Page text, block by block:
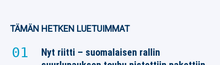
TÄMÄN HETKEN LUETUIMMAT
Nyt riitti – suomalaisen rallin